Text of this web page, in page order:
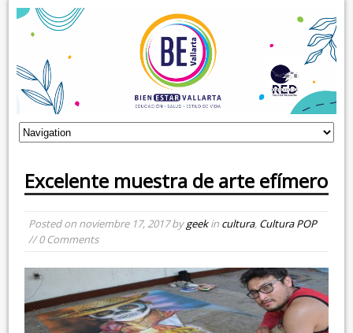
Excelente muestra de arte efímero
Posted on noviembre 17, 2017bygeekin cultura, Cultura POP
// 0 Comments